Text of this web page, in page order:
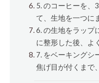
5. のコーヒーを、
て、生地を一つに
6. の生地をラップ
に整形した後、よ
7. をベーキングシ
焦げ目が付くまで